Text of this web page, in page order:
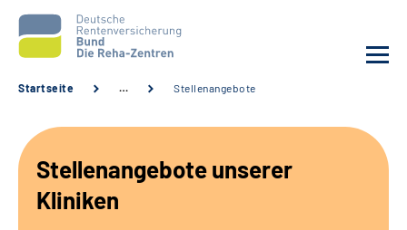
Unsere Kliniken
Startseite … Stellenangebote
Stellenangebote unserer
Kliniken